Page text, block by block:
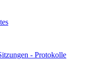
- Protokolle